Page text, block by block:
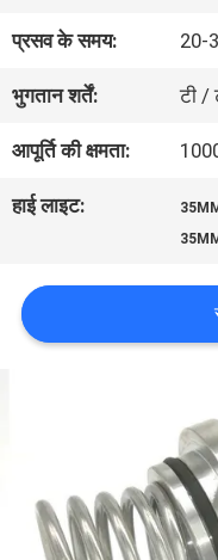
गुणवत्ता
नियंत्रण
संपर्क
एक
विनती
करे
प्रसव के समय: 20-
भुगतान शर्तें: टी /
आपूर्ति की क्षमता:
हाई लाइट: